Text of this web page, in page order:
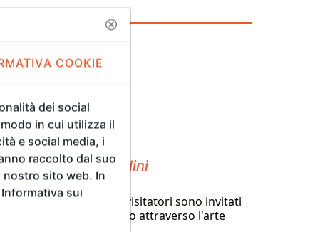
Padiglione Spadolini
Florence Biennale. I visitatori sono invitati
iniziare il loro percorso attraverso l'arte
COOKIE
dei social
in cui utilizza il
e social media, i
raccolto dal suo
sito web. In
sui